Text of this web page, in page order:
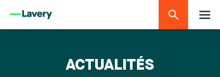
ACTUALITÉS